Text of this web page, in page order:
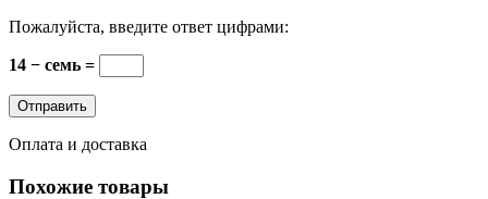
Пожалуйста, введите ответ цифрами:
14 − семь =
Оплата и доставка
Похожие товары